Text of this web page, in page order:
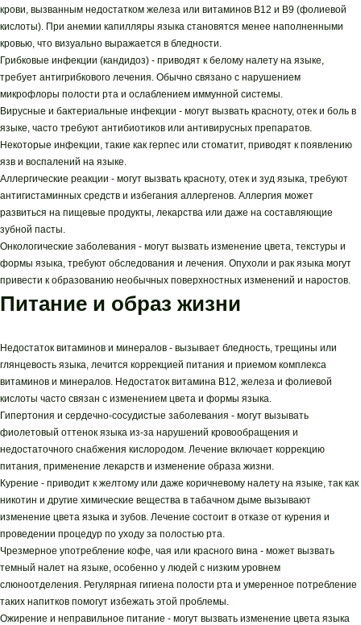
крови, вызванным недостатком железа или витаминов В12 и B9 (фолиевой
кислоты). При анемии капилляры языка становятся менее наполненными
кровью, что визуально выражается в бледности.
Грибковые инфекции (кандидоз) - приводят к белому налету на языке,
требует антигрибкового лечения. Обычно связано с нарушением
микрофлоры полости рта и ослаблением иммунной системы.
Вирусные и бактериальные инфекции - могут вызвать красноту, отек и боль в
языке, часто требуют антибиотиков или антивирусных препаратов.
Некоторые инфекции, такие как герпес или стоматит, приводят к появлению
язв и воспалений на языке.
Аллергические реакции - могут вызвать красноту, отек и зуд языка, требуют
антигистаминных средств и избегания аллергенов. Аллергия может
развиться на пищевые продукты, лекарства или даже на составляющие
зубной пасты.
Онкологические заболевания - могут вызвать изменение цвета, текстуры и
формы языка, требуют обследования и лечения. Опухоли и рак языка могут
привести к образованию необычных поверхностных изменений и наростов.
Питание и образ жизни
Недостаток витаминов и минералов - вызывает бледность, трещины или
глянцевость языка, лечится коррекцией питания и приемом комплекса
витаминов и минералов. Недостаток витамина В12, железа и фолиевой
кислоты часто связан с изменением цвета и формы языка.
Гипертония и сердечно-сосудистые заболевания - могут вызывать
фиолетовый оттенок языка из-за нарушений кровообращения и
недостаточного снабжения кислородом. Лечение включает коррекцию
питания, применение лекарств и изменение образа жизни.
Курение - приводит к желтому или даже коричневому налету на языке, так как
никотин и другие химические вещества в табачном дыме вызывают
изменение цвета языка и зубов. Лечение состоит в отказе от курения и
проведении процедур по уходу за полостью рта.
Чрезмерное употребление кофе, чая или красного вина - может вызвать
темный налет на языке, особенно у людей с низким уровнем
слюноотделения. Регулярная гигиена полости рта и умеренное потребление
таких напитков помогут избежать этой проблемы.
Ожирение и неправильное питание - могут вызвать изменение цвета языка